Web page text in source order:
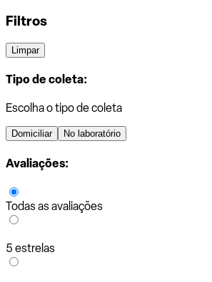
Filtros
Limpar
Tipo de coleta:
Escolha o tipo de coleta
Domiciliar No laboratório
Avaliações:
Todas as avaliações
5 estrelas